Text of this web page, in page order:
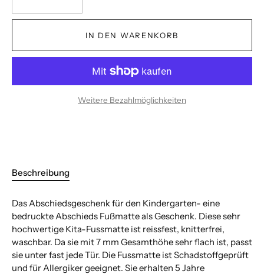
IN DEN WARENKORB
Weitere Bezahlmöglichkeiten
Beschreibung
Das Abschiedsgeschenk für den Kindergarten- eine
bedruckte Abschieds Fußmatte als Geschenk. Diese sehr
hochwertige Kita-Fussmatte ist reissfest, knitterfrei,
waschbar. Da sie mit 7 mm Gesamthöhe sehr flach ist, passt
sie unter fast jede Tür. Die Fussmatte ist Schadstoffgeprüft
und für Allergiker geeignet. Sie erhalten 5 Jahre